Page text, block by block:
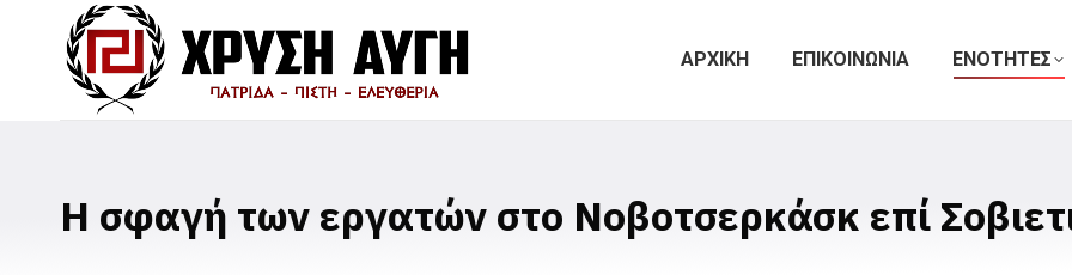
ΑΡΧΙΚΗ ΕΠΙΚΟΙΝΩΝΙΑ ΕΝΟΤΗΤΕΣ
Η σφαγή των εργατών στο Νοβοτσερκάσκ επί